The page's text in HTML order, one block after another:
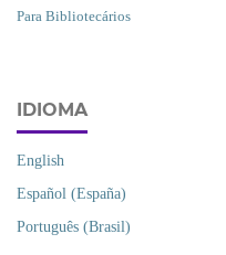
Para Bibliotecários
IDIOMA
English
Español (España)
Português (Brasil)